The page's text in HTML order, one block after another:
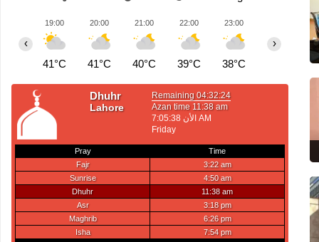
19:00
41°C
20:00
41°C
21:00
40°C
22:00
39°C
23:00
38°C
‹ ›